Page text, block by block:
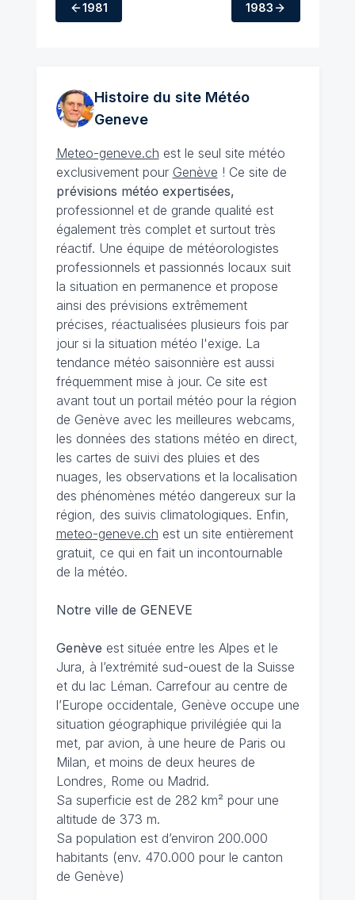
1981 1983
Histoire du site Météo
Geneve
Meteo-geneve.ch est le seul site météo
exclusivement pour Genève ! Ce site de
prévisions météo expertisées,
professionnel et de grande qualité est
également très complet et surtout très
réactif. Une équipe de météorologistes
professionnels et passionnés locaux suit
la situation en permanence et propose
ainsi des prévisions extrêmement
précises, réactualisées plusieurs fois par
jour si la situation météo l'exige. La
tendance météo saisonnière est aussi
fréquemment mise à jour. Ce site est
avant tout un portail météo pour la région
de Genève avec les meilleures webcams,
les données des stations météo en direct,
les cartes de suivi des pluies et des
nuages, les observations et la localisation
des phénomènes météo dangereux sur la
région, des suivis climatologiques. Enfin,
meteo-geneve.ch est un site entièrement
gratuit, ce qui en fait un incontournable
de la météo.
Notre ville de GENEVE
Genève est située entre les Alpes et le
Jura, à l’extrémité sud-ouest de la Suisse
et du lac Léman. Carrefour au centre de
l’Europe occidentale, Genève occupe une
situation géographique privilégiée qui la
met, par avion, à une heure de Paris ou
Milan, et moins de deux heures de
Londres, Rome ou Madrid.
Sa superficie est de 282 km² pour une
altitude de 373 m.
Sa population est d’environ 200.000
habitants (env. 470.000 pour le canton
de Genève)